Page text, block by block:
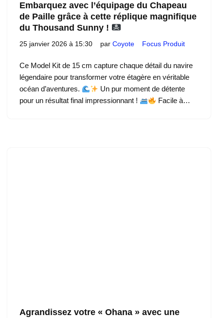
Embarquez avec l’équipage du Chapeau
de Paille grâce à cette réplique magnifique
du Thousand Sunny !
25 janvier 2026 à 15:30 par Coyote Focus Produit
Ce Model Kit de 15 cm capture chaque détail du navire
légendaire pour transformer votre étagère en véritable
océan d’aventures.
Un pur moment de détente
pour un résultat final impressionnant !
Facile à…
Agrandissez votre « Ohana » avec une